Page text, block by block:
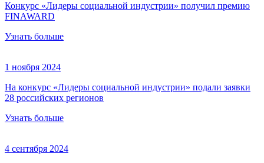
Конкурс «Лидеры социальной индустрии» получил премию
FINAWARD
Узнать больше
1 ноября 2024
На конкурс «Лидеры социальной индустрии» подали заявки
28 российских регионов
Узнать больше
4 сентября 2024